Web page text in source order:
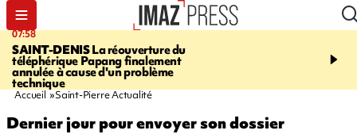
07:58
SAINT-DENISLa réouverture du
téléphérique Papang finalement
annulée à cause d'un problème
technique
10:02
intègrent des centres
Accueil Saint-Pierre Actualité
Dernier jour pour envoyer son dossier